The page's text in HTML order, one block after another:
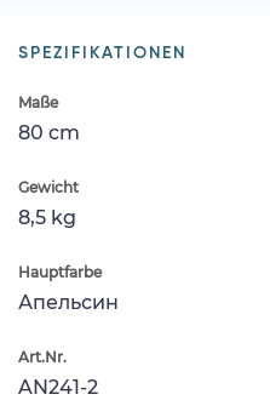
SPEZIFIKATIONEN
Maße
80 cm
Gewicht
8,5 kg
Hauptfarbe
Апельсин
Art.Nr.
AN241-2